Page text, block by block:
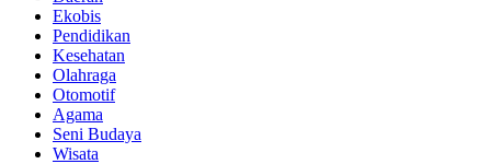
Ekobis
Pendidikan
Kesehatan
Olahraga
Otomotif
Agama
Seni Budaya
Wisata